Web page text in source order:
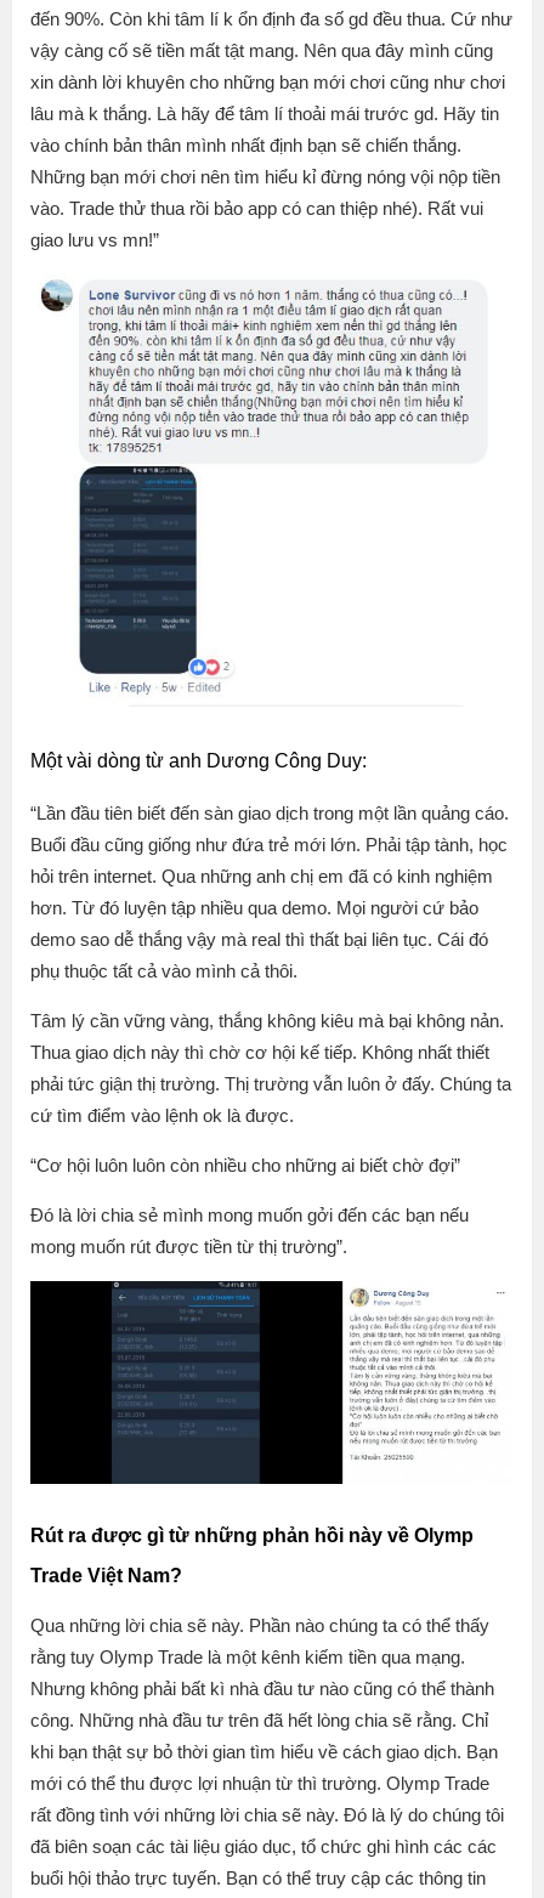
đến 90%. Còn khi tâm lí k ổn định đa số gd đều thua. Cứ như
vậy càng cố sẽ tiền mất tật mang. Nên qua đây mình cũng
xin dành lời khuyên cho những bạn mới chơi cũng như chơi
lâu mà k thắng. Là hãy để tâm lí thoải mái trước gd. Hãy tin
vào chính bản thân mình nhất định bạn sẽ chiến thắng.
Những bạn mới chơi nên tìm hiểu kỉ đừng nóng vội nộp tiền
vào. Trade thử thua rồi bảo app có can thiệp nhé). Rất vui
giao lưu vs mn!”
Một vài dòng từ anh Dương Công Duy:
“Lần đầu tiên biết đến sàn giao dịch trong một lần quảng cáo.
Buổi đầu cũng giống như đứa trẻ mới lớn. Phải tập tành, học
hỏi trên internet. Qua những anh chị em đã có kinh nghiệm
hơn. Từ đó luyện tập nhiều qua demo. Mọi người cứ bảo
demo sao dễ thắng vậy mà real thì thất bại liên tục. Cái đó
phụ thuộc tất cả vào mình cả thôi.
Tâm lý cần vững vàng, thắng không kiêu mà bại không nản.
Thua giao dịch này thì chờ cơ hội kế tiếp. Không nhất thiết
phải tức giận thị trường. Thị trường vẫn luôn ở đấy. Chúng ta
cứ tìm điểm vào lệnh ok là được.
“Cơ hội luôn luôn còn nhiều cho những ai biết chờ đợi”
Đó là lời chia sẻ mình mong muốn gởi đến các bạn nếu
mong muốn rút được tiền từ thị trường”.
Rút ra được gì từ những phản hồi này về Olymp
Trade Việt Nam?
Qua những lời chia sẽ này. Phần nào chúng ta có thể thấy
rằng tuy Olymp Trade là một kênh kiếm tiền qua mạng.
Nhưng không phải bất kì nhà đầu tư nào cũng có thể thành
công. Những nhà đầu tư trên đã hết lòng chia sẽ rằng. Chỉ
khi bạn thật sự bỏ thời gian tìm hiểu về cách giao dịch. Bạn
mới có thể thu được lợi nhuận từ thì trường. Olymp Trade
rất đồng tình với những lời chia sẽ này. Đó là lý do chúng tôi
đã biên soạn các tài liệu giáo dục, tổ chức ghi hình các các
buổi hội thảo trực tuyến. Bạn có thể truy cập các thông tin